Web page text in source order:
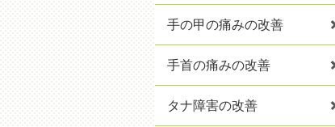
手の甲の痛みの改善
手首の痛みの改善
タナ障害の改善